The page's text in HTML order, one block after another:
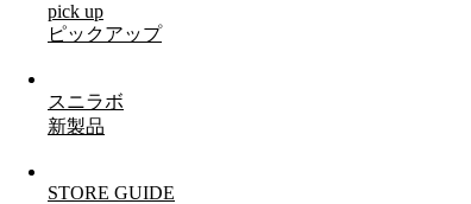
pick up
ピックアップ
スニラボ
新製品
STORE GUIDE